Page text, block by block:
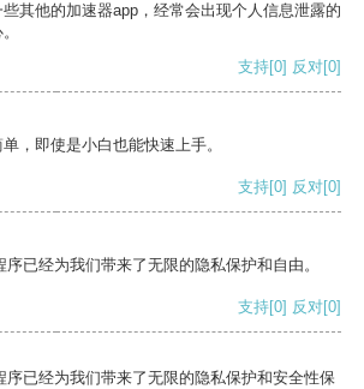
其他的加速器app，经常会出现个人信息泄露的
支持[0] 反对[0]
，即使是小白也能快速上手。
支持[0] 反对[0]
已经为我们带来了无限的隐私保护和自由。
支持[0] 反对[0]
序已经为我们带来了无限的隐私保护和安全性保